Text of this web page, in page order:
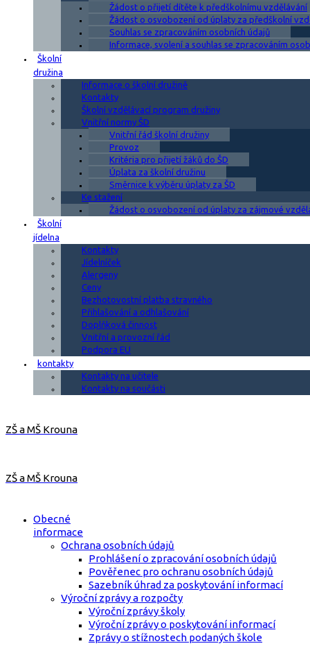
Žádost o přijetí dítěte k předškolnímu vzdělávání
Žádost o osvobození od úplaty za předškolní
Souhlas se zpracováním osobních údajů
Informace, svolení a souhlas se zpracováním
Školní
družina
Informace o školní družině
Kontakty
Školní vzdělávací program družiny
Vnitřní normy ŠD
Vnitřní řád školní družiny
Provoz
Kritéria pro přijetí žáků do ŠD
Úplata za školní družinu
Směrnice k výběru úplaty za ŠD
Ke stažení
Žádost o osvobození od úplaty za zájmové
Školní
jídelna
Kontakty
Jídelníček
Alergeny
Ceny
Bezhotovostní platba stravného
Přihlašování a odhlašování
Doplňková činnost
Vnitřní a provozní řád
Podpora EU
kontakty
Kontakty na učitele
Kontakty na součásti
ZŠ a MŠ Krouna
ZŠ a MŠ Krouna
Obecné
informace
Ochrana osobních údajů
Prohlášení o zpracování osobních údajů
Pověřenec pro ochranu osobních údajů
Sazebník úhrad za poskytování informací
Výroční zprávy a rozpočty
Výroční zprávy školy
Výroční zprávy o poskytování informací
Zprávy o stížnostech podaných škole